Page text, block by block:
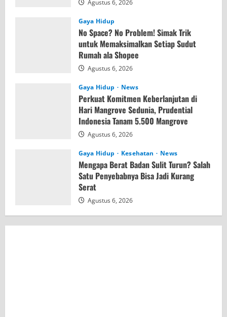
Agustus 6, 2026
Gaya Hidup
No Space? No Problem! Simak Trik
untuk Memaksimalkan Setiap Sudut
Rumah ala Shopee
Agustus 6, 2026
Gaya Hidup News
Perkuat Komitmen Keberlanjutan di
Hari Mangrove Sedunia, Prudential
Indonesia Tanam 5.500 Mangrove
Agustus 6, 2026
Gaya Hidup Kesehatan News
Mengapa Berat Badan Sulit Turun? Salah
Satu Penyebabnya Bisa Jadi Kurang
Serat
Agustus 6, 2026